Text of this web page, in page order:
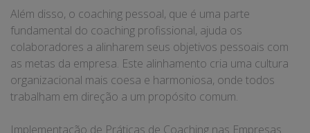
Além disso, o coaching pessoal, que é uma parte
fundamental do coaching profissional, ajuda os
colaboradores a alinharem seus objetivos pessoais com
as metas da empresa. Este alinhamento cria uma cultura
organizacional mais coesa e harmoniosa, onde todos
trabalham em direção a um propósito comum.
Implementação de Práticas de Coaching nas Empresas